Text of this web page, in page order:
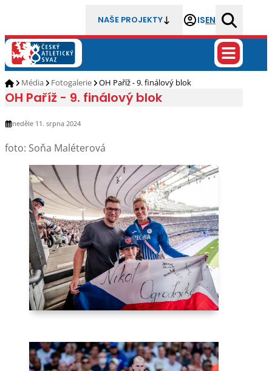
NAŠE PROJEKTY ISEN
Média Fotogalerie OH Paříž - 9. finálový blok
OH Paříž - 9. finálový blok
neděle 11. srpna 2024
foto: Soňa Maléterová